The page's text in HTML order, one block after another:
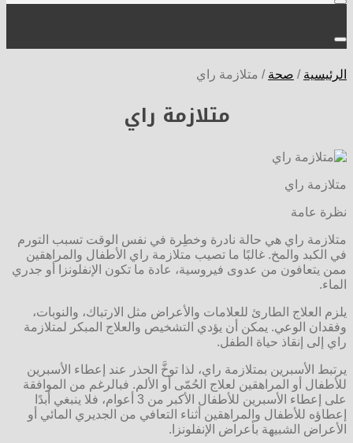
الرئيسية / صحة / متلازمة راي
متلازمة راي
متلازمة راي
نظرة عامة
متلازمة راي هي حالة نادرة وخطِرة في نفس الوقت تسبب التورم
في الكبد والمخ. غالبًا ما تصيب متلازمة راي الأطفال والمراهقين
ممن يتعافون من عدوى فيروسية، عادة ما تكون الإنفلونزا أو جدري
الماء.
يلزم العلاج الطارئ للعلامات والأعراض مثل الارتباك، والنوبات،
وفقدان الوعي. يمكن أن يؤدي التشخيص والعلاج المبكر لمتلازمة
راي إلى إنقاذ حياة الطفل.
يرتبط الأسبرين بمتلازمة راي، لذا توخَّ الحذر عند إعطاء الأسبرين
للأطفال أو المراهقين لعلاج الحُمّى أو الألم. فبالرغم من الموافقة
على إعطاء الأسبرين للأطفال الأكبر من 3 أعوام، فلا ينبغي أبدًا
إعطاؤه للأطفال والمراهقين أثناء التعافي من الجديري المائي أو
الأعراض الشبيهة بأعراض الإنفلونزا.